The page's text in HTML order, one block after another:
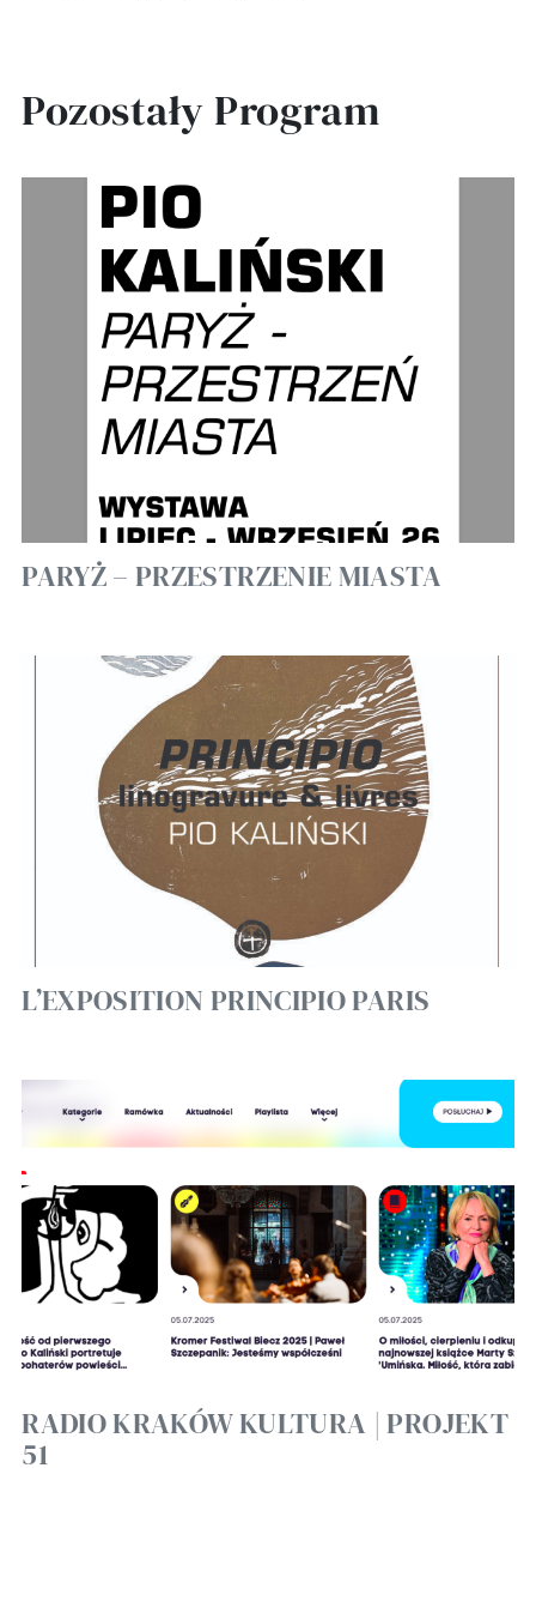
Pozostały Program
PARYŻ – PRZESTRZENIE MIASTA
L’EXPOSITION PRINCIPIO PARIS
RADIO KRAKÓW KULTURA | PROJEKT
51